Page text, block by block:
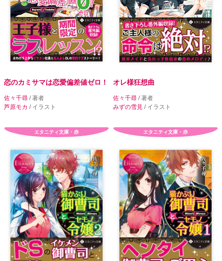
恋のカミサマは恋愛偏差値ゼロ！
佐々千尋 / 著者
芦原モカ / イラスト
オレ様狂想曲
佐々千尋 / 著者
みずの雪見 / イラスト
エタニティ文庫・赤 エタニティ文庫・赤